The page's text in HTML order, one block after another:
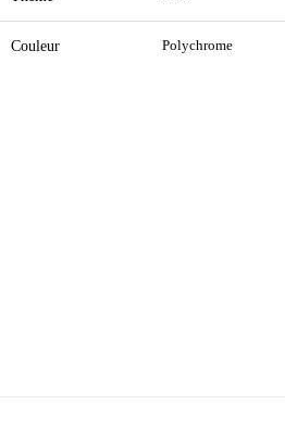
Couleur Polychrome